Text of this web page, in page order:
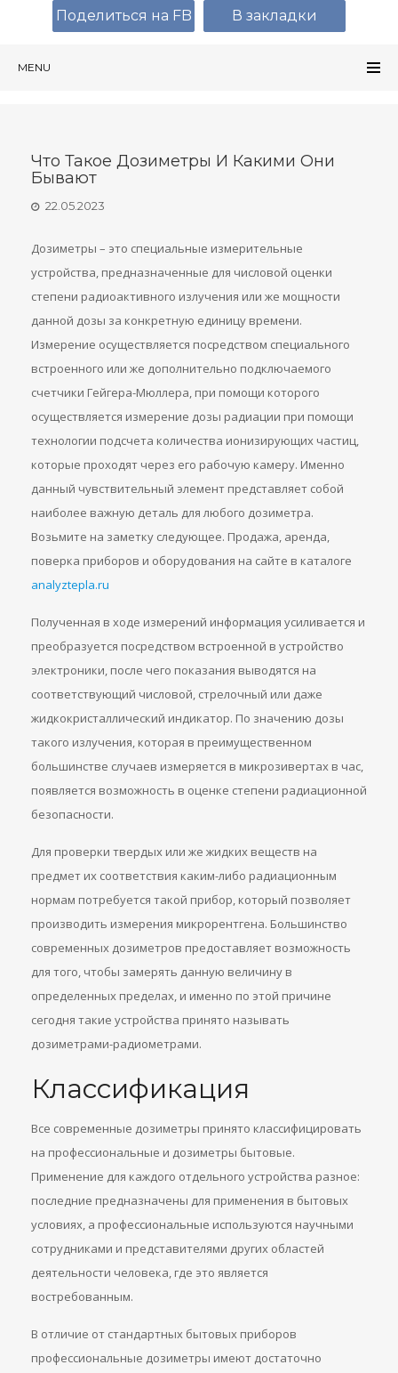
MENU
Что Такое Дозиметры И Какими Они
Бывают
22.05.2023
Дозиметры – это специальные измерительные
устройства, предназначенные для числовой оценки
степени радиоактивного излучения или же мощности
данной дозы за конкретную единицу времени.
Измерение осуществляется посредством специального
встроенного или же дополнительно подключаемого
счетчики Гейгера-Мюллера, при помощи которого
осуществляется измерение дозы радиации при помощи
технологии подсчета количества ионизирующих частиц,
которые проходят через его рабочую камеру. Именно
данный чувствительный элемент представляет собой
наиболее важную деталь для любого дозиметра.
Возьмите на заметку следующее. Продажа, аренда,
поверка приборов и оборудования на сайте в каталоге
analyztepla.ru
Полученная в ходе измерений информация усиливается и
преобразуется посредством встроенной в устройство
электроники, после чего показания выводятся на
соответствующий числовой, стрелочный или даже
жидкокристаллический индикатор. По значению дозы
такого излучения, которая в преимущественном
большинстве случаев измеряется в микрозивертах в час,
появляется возможность в оценке степени радиационной
безопасности.
Для проверки твердых или же жидких веществ на
предмет их соответствия каким-либо радиационным
нормам потребуется такой прибор, который позволяет
производить измерения микрорентгена. Большинство
современных дозиметров предоставляет возможность
для того, чтобы замерять данную величину в
определенных пределах, и именно по этой причине
сегодня такие устройства принято называть
дозиметрами-радиометрами.
Классификация
Все современные дозиметры принято классифицировать
на профессиональные и дозиметры бытовые.
Применение для каждого отдельного устройства разное:
последние предназначены для применения в бытовых
условиях, а профессиональные используются научными
сотрудниками и представителями других областей
деятельности человека, где это является
востребованным.
В отличие от стандартных бытовых приборов
профессиональные дозиметры имеют достаточно
Поделиться на FB В закладки